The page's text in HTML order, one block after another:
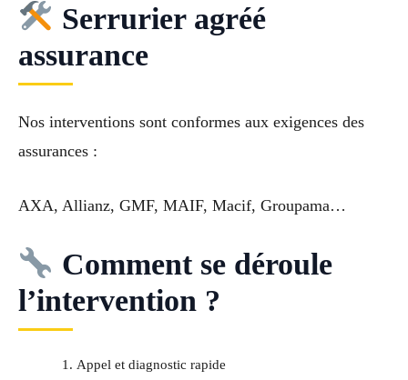
Serrurier agréé
assurance
Nos interventions sont conformes aux exigences des
assurances :
AXA, Allianz, GMF, MAIF, Macif, Groupama…
Comment se déroule
l’intervention ?
Appel et diagnostic rapide